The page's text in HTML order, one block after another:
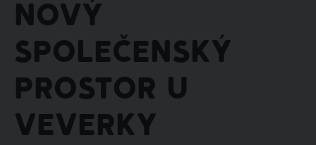
nový
společenský
prostor U
veverky